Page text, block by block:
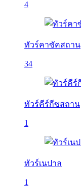
4
ทัวร์คาซัคสถาน
34
ทัวร์คีร์กีซสถาน
1
ทัวร์เนปาล
1